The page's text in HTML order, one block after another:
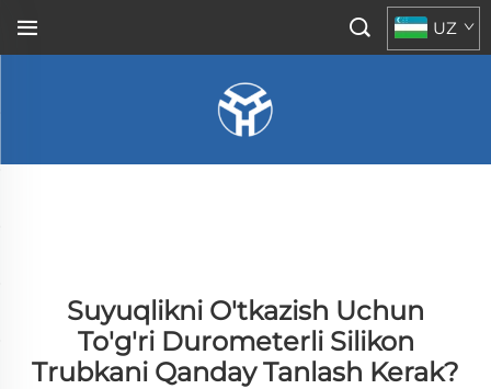
UZ
Suyuqlikni O'tkazish Uchun
To'g'ri Durometerli Silikon
Trubkani Qanday Tanlash Kerak?